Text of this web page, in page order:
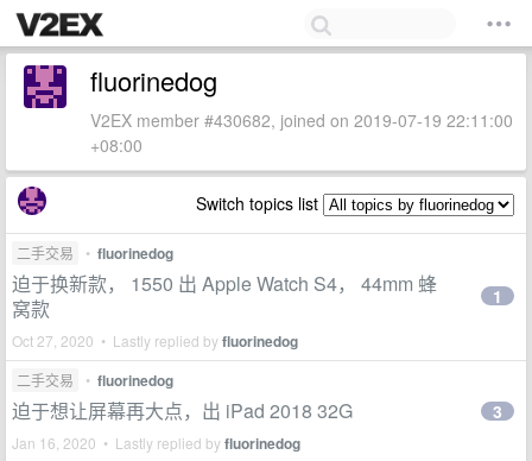
fluorinedog
V2EX member #430682, joined on 2019-07-19 22:11:00
+08:00
Switch topics list
二手交易 • fluorinedog
迫于换新款， 1550 出 Apple Watch S4， 44mm 蜂
窝款
Oct 27, 2020 • Lastly replied byfluorinedog
1
二手交易 • fluorinedog
迫于想让屏幕再大点，出 iPad 2018 32G
Jan 16, 2020 • Lastly replied byfluorinedog
3